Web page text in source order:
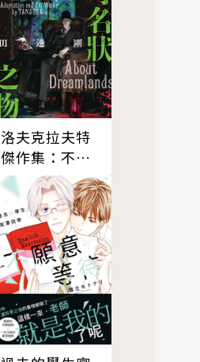
洛夫克拉夫特
傑作集：不可
名狀之物